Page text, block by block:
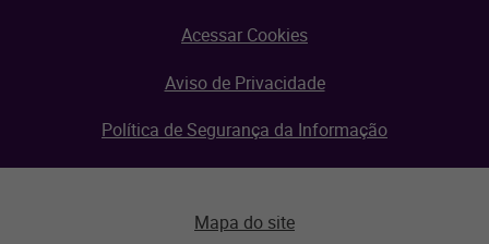
Acessar Cookies
Aviso de Privacidade
Política de Segurança da Informação
Mapa do site